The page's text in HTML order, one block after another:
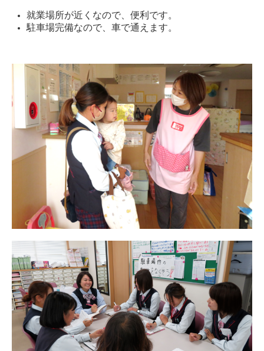
就業場所が近くなので、便利です。
駐車場完備なので、車で通えます。